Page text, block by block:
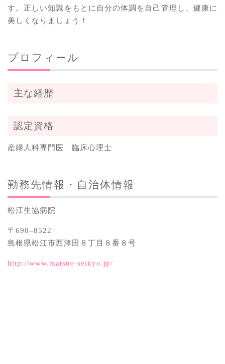
す。正しい知識をもとに自分の体調を自己管理し、健康に
美しくなりましょう！
プロフィール
主な経歴
認定資格
産婦人科専門医 臨床心理士
勤務先情報・自治体情報
松江生協病院
〒690–8522
島根県松江市西津田８丁目８番８号
http://www.matsue-seikyo.jp/